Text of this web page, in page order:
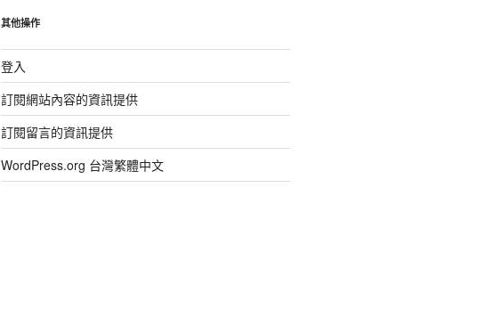
其他操作
登入
訂閱網站內容的資訊提供
訂閱留言的資訊提供
WordPress.org 台灣繁體中文